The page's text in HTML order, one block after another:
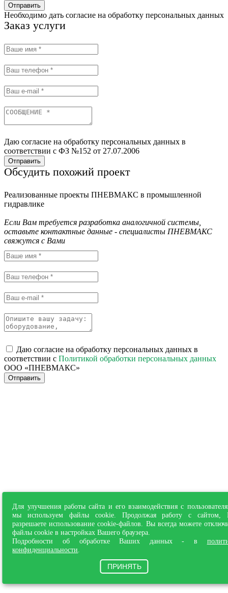
Для улучшения работы сайта и его взаимодействия с
мы используем файлы cookie. Продолжая работу с сайтом,
разрешаете использование cookie-файлов. Вы всегда можете
файлы cookie в настройках Вашего браузера.
Подробности об обработке Ваших данных - в
конфиденциальности
ПРИНЯТЬ
Отправить
Необходимо дать согласие на обработку персональных данных
Заказ услуги
Даю согласие на обработку персональных данных в
соответствии с ФЗ №152 от 27.07.2006
Отправить
Обсудить похожий проект
Реализованные проекты ПНЕВМАКС в промышленной
гидравлике
Если Вам требуется разработка аналогичной системы,
оставьте контактные данные - специалисты ПНЕВМАКС
свяжутся с Вами
Даю согласие на обработку персональных данных в
соответствии с Политикой обработки персональных данных
ООО «ПНЕВМАКС»
Отправить